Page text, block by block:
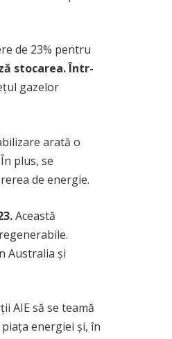
de 23% pentru
stocarea. Într-
gazelor
arată o
plus, se
de energie.
Această
Australia și
AIE să se teamă
energiei și, în